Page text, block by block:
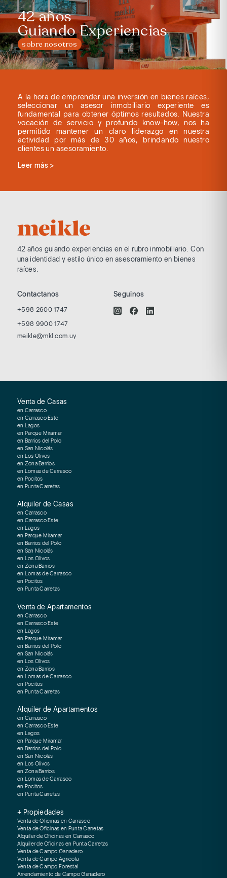
42 años
Guiando Experiencias
sobre nosotros
A la hora de emprender una inversión en bienes raíces,
seleccionar un asesor inmobiliario experiente es
fundamental para obtener óptimos resultados. Nuestra
vocación de servicio y profundo know-how, nos ha
permitido mantener un claro liderazgo en nuestra
actividad por más de 30 años, brindando nuestro
clientes un asesoramiento.
Leer más >
42 años guiando experiencias en el rubroinmobiliario. Con
una identidad y estilo único en asesoramiento en bienes
raíces.
Contactanos
+598 2600 1747
+598 9900 1747
meikle@mkl.com.uy
Seguinos
Venta de Casas
en Carrasco
en Carrasco Este
en Lagos
en Parque Miramar
en Barrios del Polo
en San Nicolás
en Los Olivos
en Zona Barrios
en Lomas de Carrasco
en Pocitos
en Punta Carretas
Alquiler de Casas
en Carrasco
en Carrasco Este
en Lagos
en Parque Miramar
en Barrios del Polo
en San Nicolás
en Los Olivos
en Zona Barrios
en Lomas de Carrasco
en Pocitos
en Punta Carretas
Venta de Apartamentos
en Carrasco
en Carrasco Este
en Lagos
en Parque Miramar
en Barrios del Polo
en San Nicolás
en Los Olivos
en Zona Barrios
en Lomas de Carrasco
en Pocitos
en Punta Carretas
Alquiler de Apartamentos
en Carrasco
en Carrasco Este
en Lagos
en Parque Miramar
en Barrios del Polo
en San Nicolás
en Los Olivos
en Zona Barrios
en Lomas de Carrasco
en Pocitos
en Punta Carretas
+ Propiedades
Venta de Oficinas en Carrasco
Venta de Oficinas en Punta Carretas
Alquiler de Oficinas en Carrasco
Alquiler de Oficinas en Punta Carretas
Venta de Campo Ganadero
Venta de Campo Agricola
Venta de Campo Forestal
Arrendamiento de Campo Ganadero